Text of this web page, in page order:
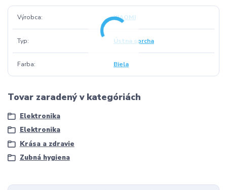
Výrobca XIAOMI
Typ Ústna sprcha
Farba Biela
Tovar zaradený v kategóriách
Elektronika
Elektronika
Krása a zdravie
Zubná hygiena